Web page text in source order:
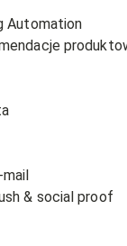
Automation
& social proof